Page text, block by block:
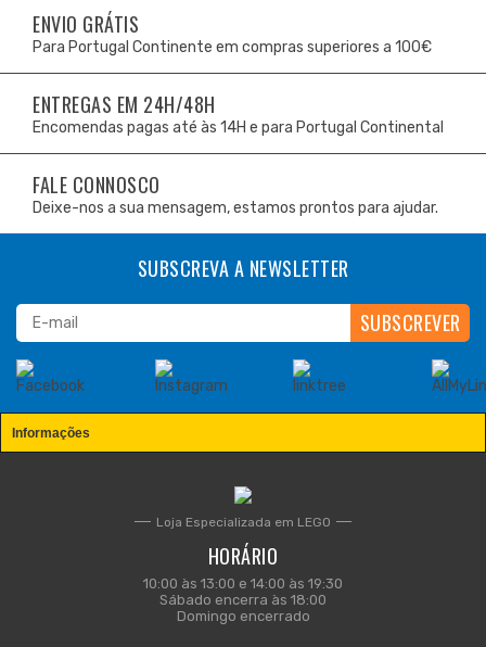
ENVIO GRÁTIS
Para Portugal Continente em compras superiores a 100€
ENTREGAS EM 24H/48H
Encomendas pagas até às 14H e para Portugal Continental
FALE CONNOSCO
Deixe-nos a sua mensagem, estamos prontos para ajudar.
SUBSCREVA A NEWSLETTER
Informações
Loja Especializada em LEGO
HORÁRIO
10:00 às 13:00 e 14:00 às 19:30
Sábado encerra às 18:00
Domingo encerrado